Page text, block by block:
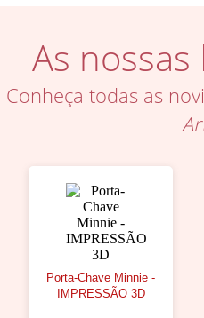
As nossas
Conheça todas as
Porta-Chave Minnie -
IMPRESSÃO 3D